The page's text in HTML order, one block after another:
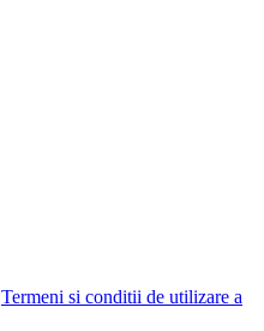
Termeni si conditii de utilizare a